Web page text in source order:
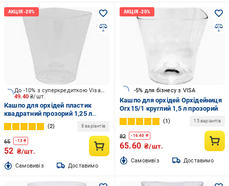
49.40₴/шт.
До -10% з суперкредиткою Visa Вигода
Кашпо для орхідей пластик
квадратний прозорий 1,25 л
Тарлев
2 8 варіантів
65 -13 ₴
52 ₴/шт.
Cамовивіз Доставимо
-5% для бізнесу з VISA
Кашпо для орхідей Орхідейниця
Orx15/1 круглий 1,5 л прозорий
1 15 варіантів
82 -16.40 ₴
65.60 ₴/шт.
Cамовивіз Доставимо